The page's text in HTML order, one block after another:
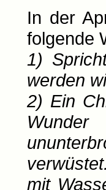
In der
folgende
1)
werden
2) Ein
mit